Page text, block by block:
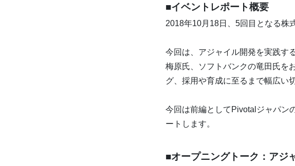
■イベントレポート概要
2018年10月18日、5回目となる株
今回は、アジャイル開発を実践す
梅原氏、ソフトバンクの竜田氏を
グ、採用や育成に至るまで幅広い
今回は前編としてPivotalジャパン
ートします。
■オープニングトーク：アジ